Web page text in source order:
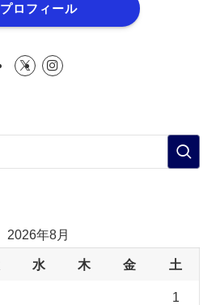
プロフィール
2026年8月
水 木 金 土
1